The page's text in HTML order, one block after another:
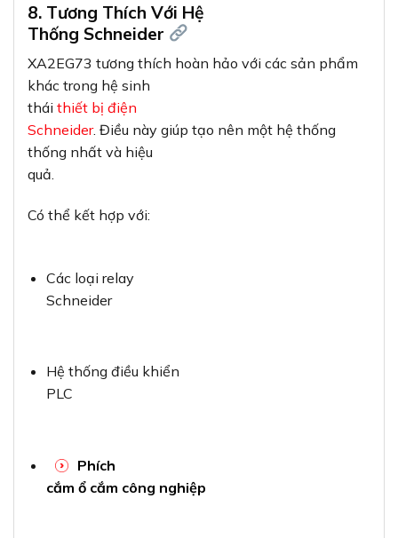
8. Tương Thích Với Hệ
Thống Schneider
XA2EG73 tương thích hoàn hảo với các sản phẩm
khác trong hệ sinh
thái thiết bị điện
Schneider. Điều này giúp tạo nên một hệ thống
thống nhất và hiệu
quả.
Có thể kết hợp với:
Các loại relay
Schneider
Hệ thống điều khiển
PLC
Phích
cắm ổ cắm công nghiệp